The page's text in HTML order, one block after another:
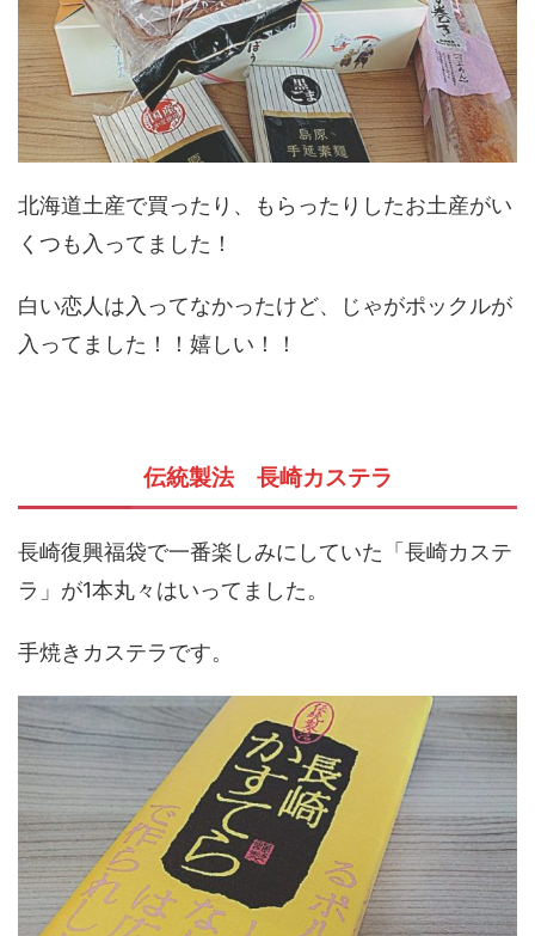
北海道土産で買ったり、もらったりしたお土産がい
くつも入ってました！
白い恋人は入ってなかったけど、じゃがポックルが
入ってました！！嬉しい！！
伝統製法 長崎カステラ
長崎復興福袋で一番楽しみにしていた「長崎カステ
ラ」が1本丸々はいってました。
手焼きカステラです。